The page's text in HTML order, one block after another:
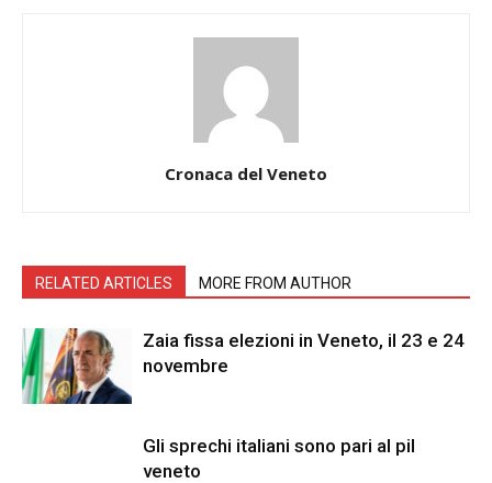
Cronaca del Veneto
RELATED ARTICLES MORE FROM AUTHOR
Zaia fissa elezioni in Veneto, il 23 e 24
novembre
Gli sprechi italiani sono pari al pil
veneto